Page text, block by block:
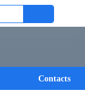
Contacts